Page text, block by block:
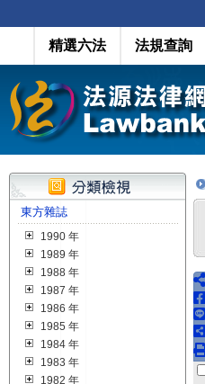
精選六法 法規查詢
東方雜誌
1990 年
1989 年
1988 年
1987 年
1986 年
1985 年
1984 年
1983 年
1982 年